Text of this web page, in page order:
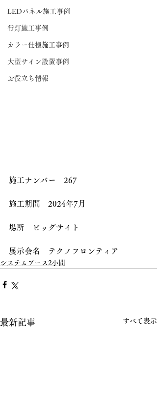
LEDパネル施工事例
行灯施工事例
カラー仕様施工事例
大型サイン設置事例
お役立ち情報
施工ナンバー　267
施工期間　2024年7月
場所　ビッグサイト
展示会名　テクノフロンティア
システムブース2小間
最新記事 すべて表示